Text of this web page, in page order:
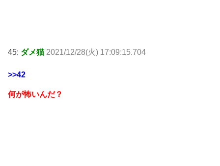
45: ダメ猫 2021/12/28(火) 17:09:15.704
>>42
何が怖いんだ？